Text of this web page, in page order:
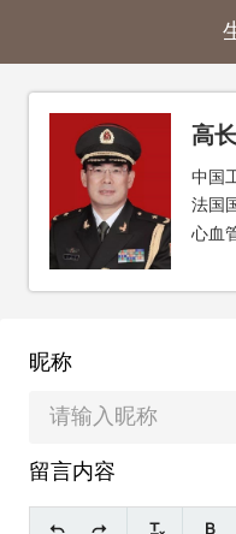
高
中国
法国
心血
昵称
留言内容